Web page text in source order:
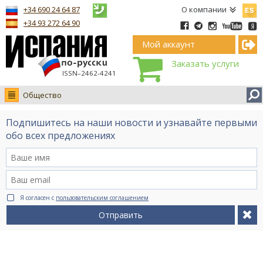
О компании
ISSN–2462-4241
+34 690 24 64 87
+34 93 272 64 90
Мой аккаунт
Заказать услуги
Общество
Новости
Интервью
Видео Ruso.TV
BCN life
Сервис на немецком
Подпишитесь на наши новости и узнавайте первыми
обо всех предложениях
Я согласен с пользовательским соглашением
Отправить